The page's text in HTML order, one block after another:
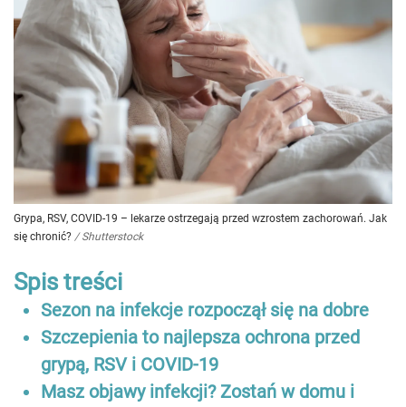
Grypa, RSV, COVID-19 – lekarze ostrzegają przed wzrostem zachorowań. Jak
się chronić? / Shutterstock
Spis treści
Sezon na infekcje rozpoczął się na dobre
Szczepienia to najlepsza ochrona przed
grypą, RSV i COVID-19
Masz objawy infekcji? Zostań w domu i